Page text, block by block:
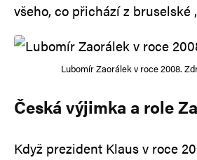
všeho, co přichází z bruselské
Lubomír Zaorálek v roce 2008.
Česká výjimka a role
Když prezident Klaus v roce